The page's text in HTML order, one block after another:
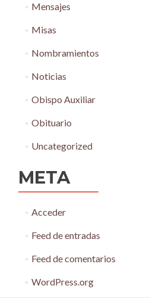
Mensajes
Misas
Nombramientos
Noticias
Obispo Auxiliar
Obituario
Uncategorized
META
Acceder
Feed de entradas
Feed de comentarios
WordPress.org